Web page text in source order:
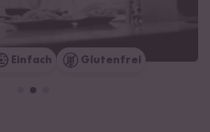
Einfach Glutenfrei